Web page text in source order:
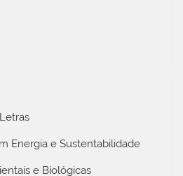
Energia e Sustentabilidade
e Biológicas